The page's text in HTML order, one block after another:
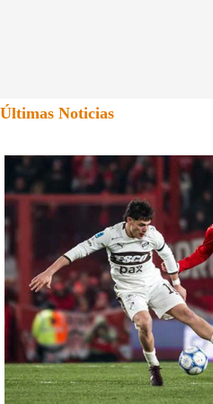
Últimas Noticias